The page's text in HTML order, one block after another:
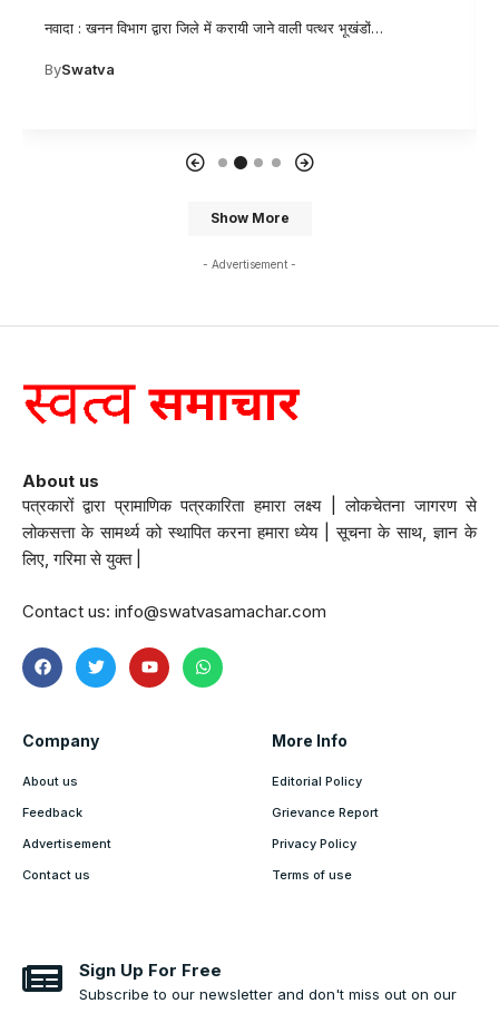
नवादा : खनन विभाग द्वारा जिले में करायी जाने वाली पत्थर भूखंडों…
BySwatva
Show More
- Advertisement -
About us
पत्रकारों द्वारा प्रामाणिक पत्रकारिता हमारा लक्ष्य | लोकचेतना जागरण से
लोकसत्ता के सामर्थ्य को स्थापित करना हमारा ध्येय | सूचना के साथ, ज्ञान के
लिए, गरिमा से युक्त |
Contact us: info@swatvasamachar.com
Company
About us
Feedback
Advertisement
Contact us
More Info
Editorial Policy
Grievance Report
Privacy Policy
Terms of use
Sign Up For Free
Subscribe to our newsletter and don't miss out on our